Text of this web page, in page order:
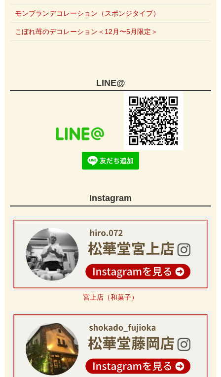
モンブランデコレーション（スポンジタイプ）
こぼれ苺のデコレーション＜12月〜5月限定＞
LINE@
Instagram
宮上店（和菓子）